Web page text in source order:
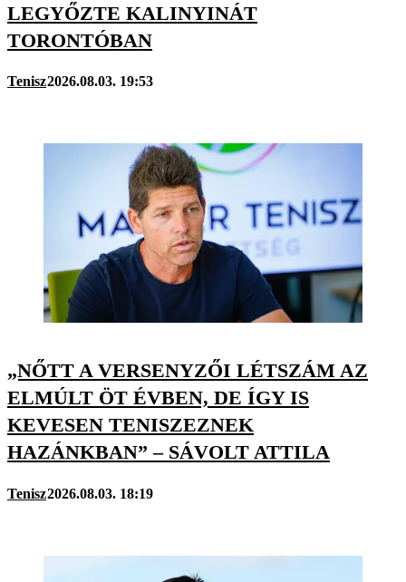
LEGYŐZTE KALINYINÁT
TORONTÓBAN
Tenisz2026.08.03. 19:53
„NŐTT A VERSENYZŐI LÉTSZÁM AZ
ELMÚLT ÖT ÉVBEN, DE ÍGY IS
KEVESEN TENISZEZNEK
HAZÁNKBAN” – SÁVOLT ATTILA
Tenisz2026.08.03. 18:19